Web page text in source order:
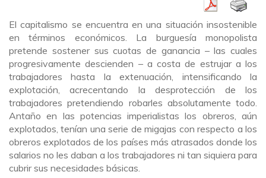
El capitalismo se encuentra en una situación insostenible
en términos económicos. La burguesía monopolista
pretende sostener sus cuotas de ganancia – las cuales
progresivamente descienden – a costa de estrujar a los
trabajadores hasta la extenuación, intensificando la
explotación, acrecentando la desprotección de los
trabajadores pretendiendo robarles absolutamente todo.
Antaño en las potencias imperialistas los obreros, aún
explotados, tenían una serie de migajas con respecto a los
obreros explotados de los países más atrasados donde los
salarios no les daban a los trabajadores ni tan siquiera para
cubrir sus necesidades básicas.